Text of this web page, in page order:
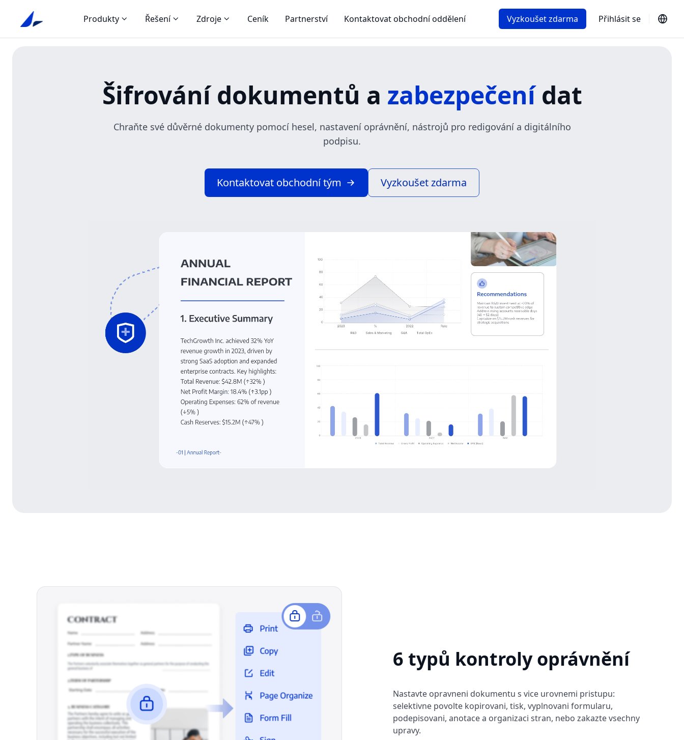
Produkty Řešení Zdroje Ceník Partnerství Kontaktovat obchodní oddělení Vyzkoušet zdarma Přihlásit se
Šifrování dokumentů a zabezpečenídat
Chraňte své důvěrné dokumenty pomocí hesel, nastavení oprávnění, nástrojů pro redigování a digitálního
podpisu.
Kontaktovat obchodní tým Vyzkoušet zdarma
6 typů kontroly oprávnění
Nastavte opravneni dokumentu s vice urovnemi pristupu:
selektivne povolte kopirovani, tisk, vyplnovani formularu,
podepisovani, anotace a organizaci stran, nebo zakazte vsechny
upravy.